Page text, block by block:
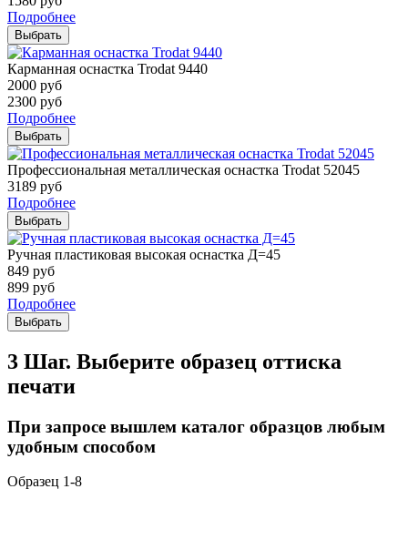
Подробнее
Выбрать
Карманная оснастка Trodat 9440
2000 руб
2300 руб
Подробнее
Выбрать
Профессиональная металлическая оснастка Trodat 52045
3189 руб
Подробнее
Выбрать
Ручная пластиковая высокая оснастка Д=45
849 руб
899 руб
Подробнее
Выбрать
3 Шаг. Выберите образец оттиска
печати
При запросе вышлем каталог образцов любым
удобным способом
Образец 1-8